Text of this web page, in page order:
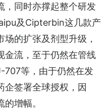
，同时亦撑起整个研发
及Cipterbin这几款产
的扩张及剂型升级，
金流，至于仍然在管线
707等，由于仍然在发
企签署全球授权，因
增幅。